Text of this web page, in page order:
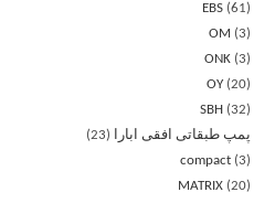
EBS 61
OM
3
ONK 3
OY 20
SBH
32
پمپ طبقاتی افقی ابارا
23
compact 3
MATRIX 20